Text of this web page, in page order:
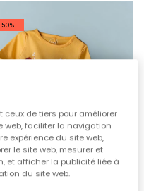
ceux de tiers pour améliorer
web, faciliter la navigation
expérience du site web,
le site web, mesurer et
et afficher la publicité liée à
du site web.